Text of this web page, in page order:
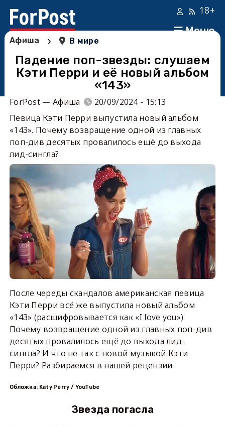
Меню
18+
Афиша › В мире
Падение поп-звезды: слушаем
Кэти Перри и её новый альбом
«143»
ForPost — Афиша
20/09/2024 - 15:13
Певица Кэти Перри выпустила новый альбом
«143». Почему возвращение одной из главных
поп-див десятых провалилось ещё до выхода
лид-сингла?
После череды скандалов американская певица
Кэти Перри всё же выпустила новый альбом
«143» (расшифровывается как «I love you»).
Почему возвращение одной из главных поп-див
десятых провалилось ещё до выхода лид-
сингла? И что не так с новой музыкой Кэти
Перри? Разбираемся в нашей рецензии.
Обложка: Katy Perry / YouTube
Звезда погасла